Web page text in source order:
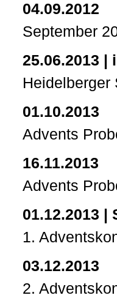
04.09.2012
September
25.06.2013
Heidelberger
01.10.2013
Advents
16.11.2013
Advents
01.12.2013
1.
03.12.2013
2.